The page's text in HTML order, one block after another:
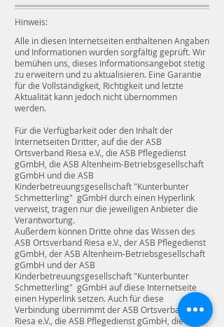
Hinweis:
Alle in diesen Internetseiten enthaltenen Angaben
und Informationen wurden sorgfältig geprüft. Wir
bemühen uns, dieses Informationsangebot stetig
zu erweitern und zu aktualisieren. Eine Garantie
für die Vollständigkeit, Richtigkeit und letzte
Aktualität kann jedoch nicht übernommen
werden.
Für die Verfügbarkeit oder den Inhalt der
Internetseiten Dritter, auf die der ASB
Ortsverband Riesa e.V., die ASB Pflegedienst
gGmbH, die ASB Altenheim-Betriebsgesellschaft
gGmbH und die ASB
Kinderbetreuungsgesellschaft "Kunterbunter
Schmetterling" gGmbH durch einen Hyperlink
verweist, tragen nur die jeweiligen Anbieter die
Verantwortung.
Außerdem können Dritte ohne das Wissen des
ASB Ortsverband Riesa e.V., der ASB Pflegedienst
gGmbH, der ASB Altenheim-Betriebsgesellschaft
gGmbH und der ASB
Kinderbetreuungsgesellschaft "Kunterbunter
Schmetterling" gGmbH auf diese Internetseite
einen Hyperlink setzen. Auch für diese
Verbindung übernimmt der ASB Ortsverband
Riesa e.V., die ASB Pflegedienst gGmbH, die ASB